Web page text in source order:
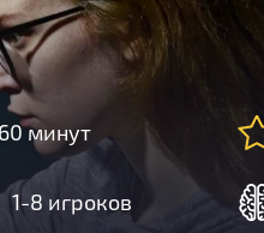
60 минут
1-8 игроков